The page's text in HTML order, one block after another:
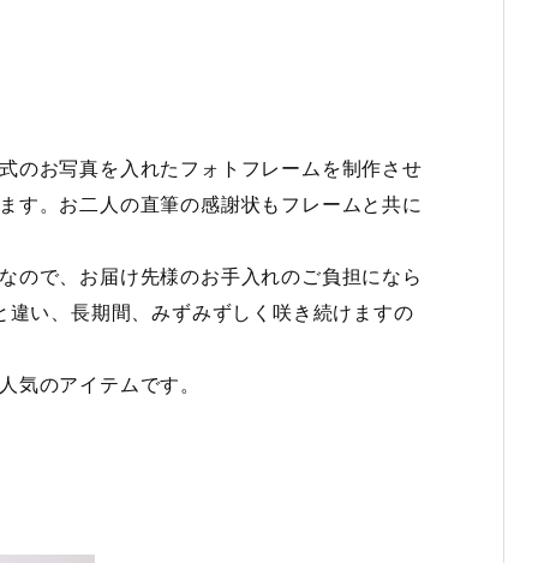
のお写真を入れたフォトフレームを制作させ
す。お二人の直筆の感謝状もフレームと共に
ので、お届け先様のお手入れのご負担になら
い、長期間、みずみずしく咲き続けますの
気のアイテムです。